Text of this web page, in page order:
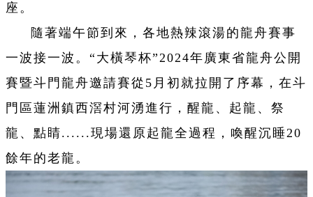
座。
隨著端午節到來，各地熱辣滾湯的龍舟賽事
一波接一波。“大橫琴杯”2024年廣東省龍舟公開
賽暨斗門龍舟邀請賽從5月初就拉開了序幕，在斗
門區蓮洲鎮西滘村河湧進行，醒龍、起龍、祭
龍、點睛......現場還原起龍全過程，喚醒沉睡20
餘年的老龍。